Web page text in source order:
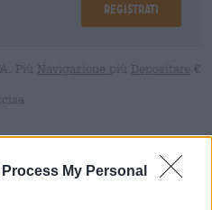
My Personal
Registrati
Più Navigazione più Depositare €